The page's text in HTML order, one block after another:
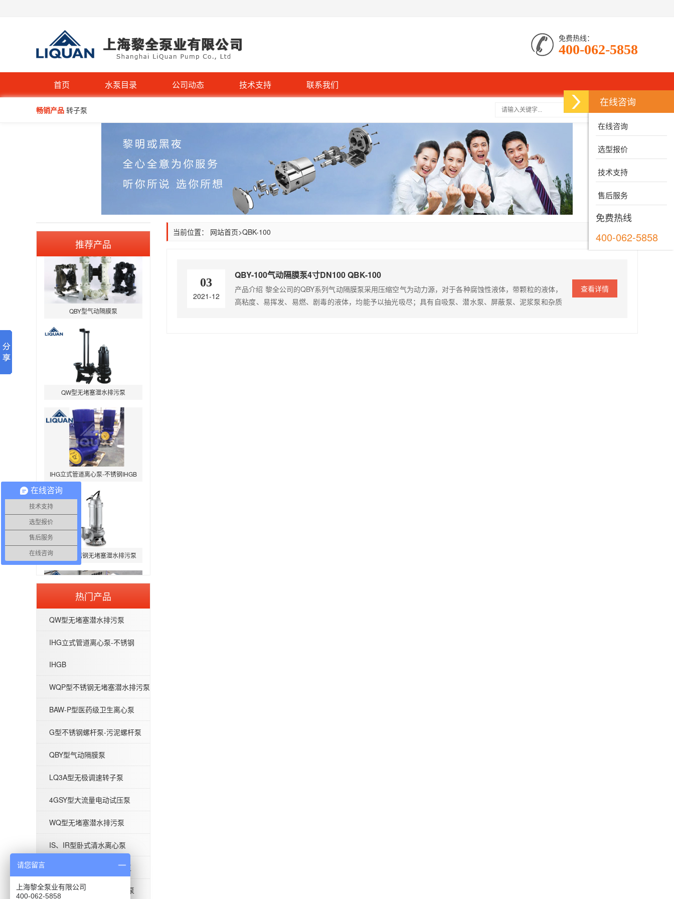
免费热线：
400-062-5858
首页 水泵目录 公司动态 技术支持 联系我们
畅销产品 转子泵
推荐产品
WQP型不锈钢无堵塞潜水排污泵
G型不锈钢螺杆泵-污泥螺杆泵
QBY型气动隔膜泵
QW型无堵塞潜水排污泵
IHG立式管道离心泵-不锈钢IHGB
WQP型不锈钢无堵塞潜水排污泵
BAW-P型医药级卫生离心泵
G型不锈钢螺杆泵-污泥螺杆泵
QBY型气动隔膜泵
热门产品
QW型无堵塞潜水排污泵
IHG立式管道离心泵-不锈钢
IHGB
WQP型不锈钢无堵塞潜水排污泵
BAW-P型医药级卫生离心泵
G型不锈钢螺杆泵-污泥螺杆泵
QBY型气动隔膜泵
LQ3A型无极调速转子泵
4GSY型大流量电动试压泵
WQ型无堵塞潜水排污泵
IS、IR型卧式清水离心泵
ISG型单级立式管道离心泵
BAW-S型食品级卫生离心泵
当前位置： 网站首页>QBK-100
查看详情
03
2021-12
QBY-100气动隔膜泵4寸DN100 QBK-100
产品介绍 黎全公司的QBY系列气动隔膜泵采用压缩空气为动力源，对于各种腐蚀性液体，带颗粒的液体，
高粘度、易挥发、易燃、剧毒的液体，均能予以抽光吸尽；具有自吸泵、潜水泵、屏蔽泵、泥浆泵和杂质
在线咨询
在线咨询
选型报价
技术支持
售后服务
免费热线
400-062-5858
在线咨询
技术支持
选型报价
售后服务
在线咨询
请您留言
上海黎全泵业有限公司
400-062-5858